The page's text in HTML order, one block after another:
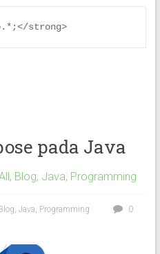
strong>
pada Java
, Blog, Java, Programming
Blog, Java, Programming
0